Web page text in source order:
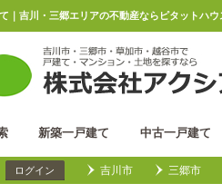
｜吉川・三郷エリアの不動産ならピタットハ
新築一戸建て 中古一戸建て
ログイン 吉川市 三郷市